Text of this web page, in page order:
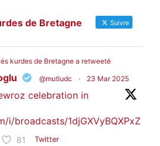
de Bretagne Suivre
kurdes de Bretagne a retweeté
@mutludc · 23 Mar 2025
celebration in
i/broadcasts/1djGXVyBQXPxZ
81 Twitter